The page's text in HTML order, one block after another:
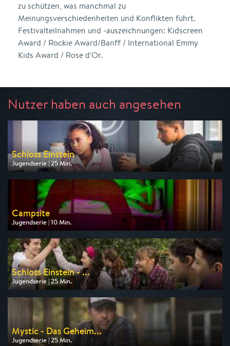
zu schützen, was manchmal zu
Meinungsverschiedenheiten und Konflikten führt.
Festivalteilnahmen und -auszeichnungen: Kidscreen
Award / Rockie Award/Banff / International Emmy
Kids Award / Rose d'Or.
Nutzer haben auch angesehen
Schloss Einstein
Jugendserie | 25 Min.
Ausgestrahlt von NDR
am 06.08.2026, 06:20
Campsite
Jugendserie | 10 Min.
Ausgestrahlt von WDR
am 07.08.2026, 07:25
Schloss Einstein - ...
Jugendserie | 25 Min.
Ausgestrahlt von KiKA
am 06.08.2026, 14:10
Mystic - Das Geheim...
Jugendserie | 25 Min.